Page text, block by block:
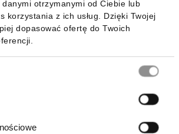
otrzymanymi od Ciebie lub
korzystania z ich usług. Dzięki Twojej
dopasować ofertę do Twoich